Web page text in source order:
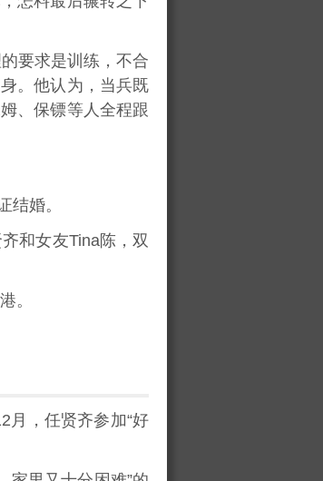
要求是训练，不合
。他认为，当兵既
、保镖等人全程跟
结婚。
和女友Tina陈，双
。
月，任贤齐参加“好